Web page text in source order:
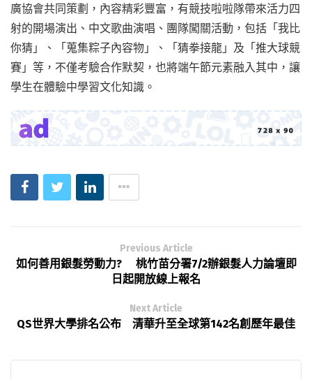
廣協會共同策劃，內容精彩豐富，有競技啦啦隊帶來活力四
射的開場演出、中文歌曲演唱、團隊闖關活動，包括「我比
你猜」、「蒐集粽子內容物」、「猜拳接龍」及「推大球競
賽」等，不僅考驗合作默契，也將端午節元素融入其中，讓
學生在體驗中學習文化知識。
Previous Article
如何善用銀髮勞動力? 桃竹苗分署7/2辦銀髮人力論壇即
日起開放線上報名
Next Article
QS世界大學排名公布 清華升至全球第142名創歷年最佳